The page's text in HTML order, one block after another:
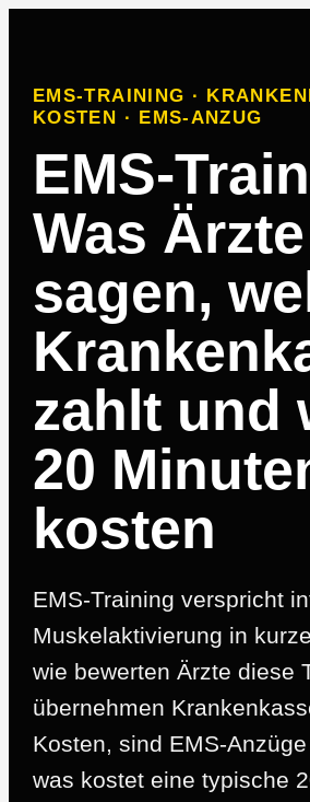
EMS-TRAINING ·
KOSTEN · EMS-ANZUG
EMS-
Was Ärzte
sagen,
zahlt und
20
kosten
EMS-Training verspricht
Muskelaktivierung in
wie bewerten Ärzte diese
übernehmen
Kosten, sind EMS-
was kostet eine typische